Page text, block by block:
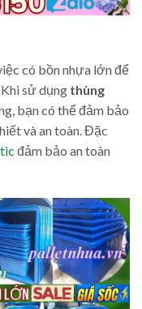
có bồn nhựa lớn để
sử dụng thùng
bạn có thể đảm bảo
và an toàn. Đặc
đảm bảo an toàn